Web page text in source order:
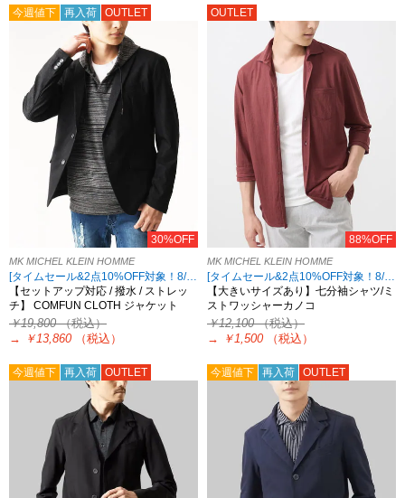
今週値下 再入荷 OUTLET
30%OFF
MK MICHEL KLEIN HOMME
[タイムセール&2点10%OFF対象！8/17 8:59まで アウトレット限定]
【セットアップ対応 / 撥水 / ストレッ
チ】 COMFUN CLOTH ジャケット
￥19,800（税込）
→
￥13,860 （税込）
OUTLET
88%OFF
MK MICHEL KLEIN HOMME
[タイムセール&2点10%OFF対象！8/17 8:59まで アウトレット限定]
【大きいサイズあり】七分袖シャツ/ミ
ストワッシャーカノコ
￥12,100（税込）
→
￥1,500 （税込）
今週値下 再入荷 OUTLET 今週値下 再入荷 OUTLET